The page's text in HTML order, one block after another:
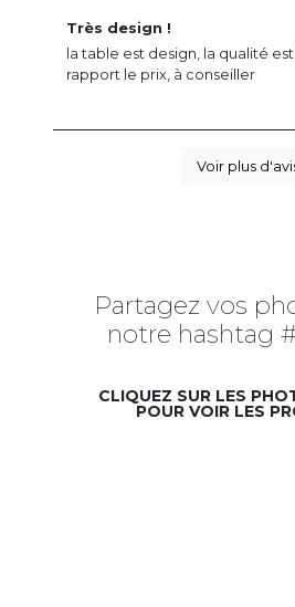
Très design !
la table est design, la qualité
rapport le prix, à conseiller
Voir plus
Partagez vos
notre hashtag
CLIQUEZ SUR LES
POUR VOIR LES